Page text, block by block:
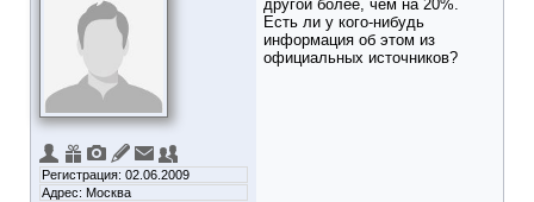
Регистрация: 02.06.2009
Адрес: Москва
другой более, чем на 20%.
Есть ли у кого-нибудь
информация об этом из
официальных источников?